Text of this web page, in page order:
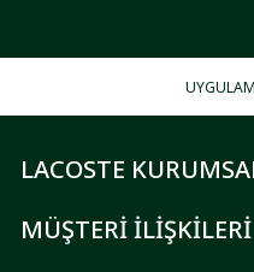
LACOSTE
MÜŞTERİ İLİŞKİLERİ